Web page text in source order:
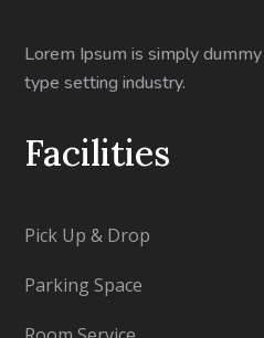
Lorem Ipsum is simply
type setting industry.
Facilities
Pick Up & Drop
Parking Space